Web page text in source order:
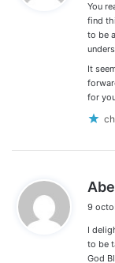
You
find
to be
It
for
9
I
to be
God